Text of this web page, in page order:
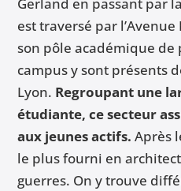
Gerland en passant par
est traversé par
son pôle académique
campus y sont présents
Lyon. Regroupant une
étudiante, ce secteur
aux jeunes actifs. Après
le plus fourni en
guerres. On y trouve